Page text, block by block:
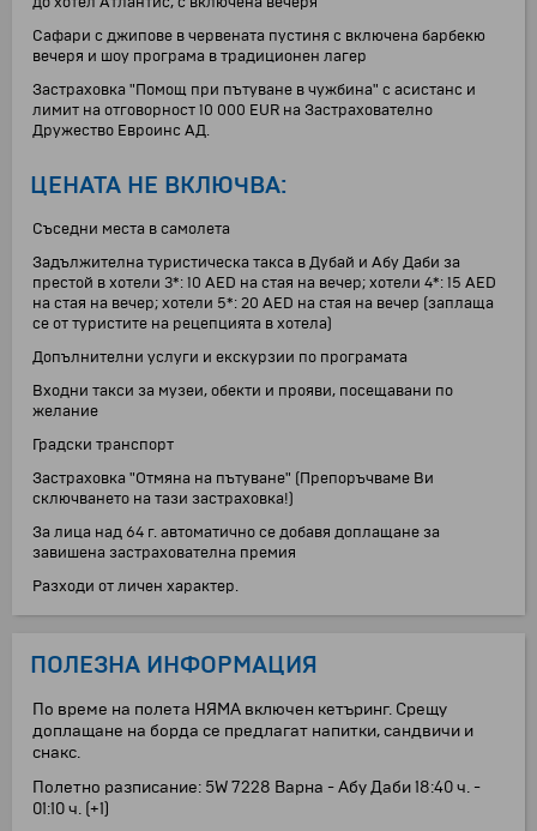
Сафари с джипове в червената пустиня с включена барбекю
вечеря и шоу програма в традиционен лагер
Застраховка "Помощ при пътуване в чужбина" с асистанс и
лимит на отговорност 10 000 EUR на Застрахователно
Дружество Евроинс АД.
ЦЕНАТА НЕ ВКЛЮЧВА:
Съседни места в самолета
Задължителна туристическа такса в Дубай и Абу Даби за
престой в хотели 3*: 10 AED на стая на вечер; хотели 4*: 15 AED
на стая на вечер; хотели 5*: 20 AED на стая на вечер (заплаща
се от туристите на рецепцията в хотела)
Допълнителни услуги и екскурзии по програмата
Входни такси за музеи, обекти и прояви, посещавани по
желание
Градски транспорт
Застраховка "Отмяна на пътуване" (Препоръчваме Ви
сключването на тази застраховка!)
За лица над 64 г. автоматично се добавя доплащане за
завишена застрахователна премия
Разходи от личен характер.
ПОЛЕЗНА ИНФОРМАЦИЯ
По време на полета НЯМА включен кетъринг. Срещу
доплащане на борда се предлагат напитки, сандвичи и
снакс.
Полетно разписание: 5W 7228 Варна - Абу Даби 18:40 ч. -
01:10 ч. (+1)